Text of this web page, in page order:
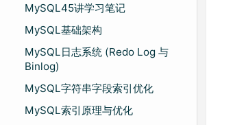
MySQL45讲学习笔记
MySQL基础架构
MySQL日志系统 (Redo Log 与
Binlog)
MySQL字符串字段索引优化
MySQL索引原理与优化